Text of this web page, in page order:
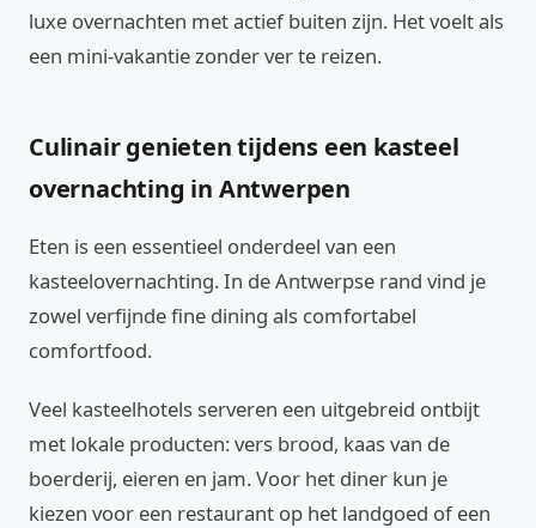
luxe overnachten met actief buiten zijn. Het voelt als
een mini-vakantie zonder ver te reizen.
Culinair genieten tijdens een kasteel
overnachting in Antwerpen
Eten is een essentieel onderdeel van een
kasteelovernachting. In de Antwerpse rand vind je
zowel verfijnde fine dining als comfortabel
comfortfood.
Veel kasteelhotels serveren een uitgebreid ontbijt
met lokale producten: vers brood, kaas van de
boerderij, eieren en jam. Voor het diner kun je
kiezen voor een restaurant op het landgoed of een